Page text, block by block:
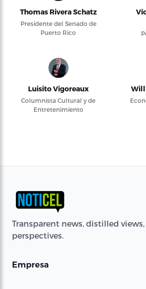
Thomas Rivera Schatz
Presidente del Senado de
Puerto Rico
Luisito Vigoreaux
Columnista Cultural y de
Entretenimiento
Transparent news, distilled
perspectives.
Empresa